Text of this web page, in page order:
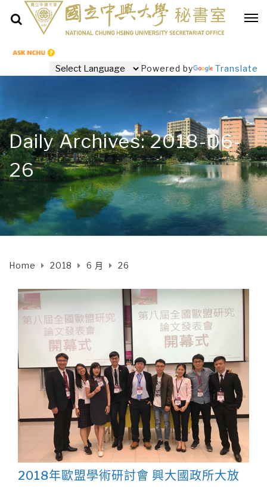
Powered by Translate
Daily Archives: 2018-06-
26
Home 2018 6 月 26
2018年歐盟學術研討會 興大國政所大放